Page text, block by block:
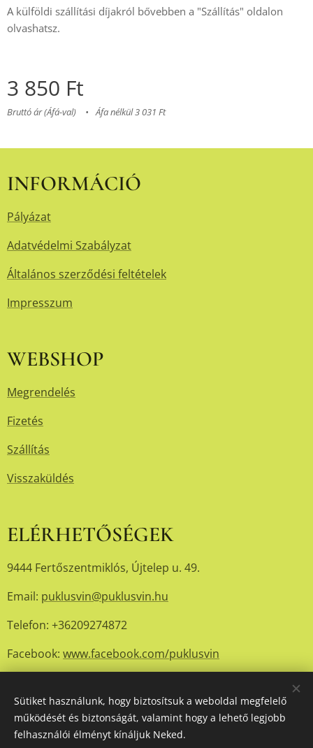
A külföldi szállítási díjakról bővebben a "Szállítás" oldalon
olvashatsz.
3 850 Ft
Bruttó ár (Áfá-val) Áfa nélkül 3 031 Ft
INFORMÁCIÓ
Pályázat
Adatvédelmi Szabályzat
Általános szerződési feltételek
Impresszum
WEBSHOP
Megrendelés
Fizetés
Szállítás
Visszaküldés
ELÉRHETŐSÉGEK
9444 Fertőszentmiklós, Újtelep u. 49.
Email: puklusvin@puklusvin.hu
Telefon: +36209274872
Facebook: www.facebook.com/puklusvin
© 2024 Puklusvin Kft. Sütik
Nyelvek
Sütiket használunk, hogy biztosítsuk a weboldal megfelelő
működését és biztonságát, valamint hogy a lehető legjobb
felhasználói élményt kínáljuk Neked.